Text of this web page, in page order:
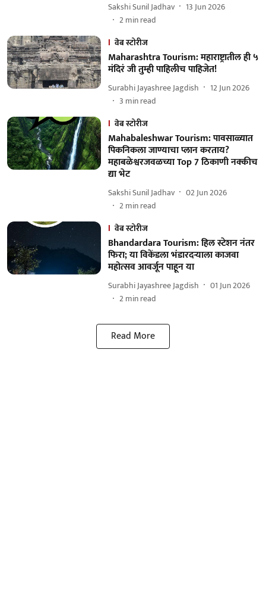
Sakshi Sunil Jadhav
13 Jun 2026
2min read
वेब स्टोरीज
Maharashtra Tourism: महाराष्ट्रातील ही ५
मंदिरं जी तुम्ही पाहिलीच पाहिजेत!
Surabhi Jayashree Jagdish
12 Jun 2026
3 min read
वेब स्टोरीज
Mahabaleshwar Tourism: पावसाळ्यात
पिकनिकला जाण्याचा प्लान करताय?
महाबळेश्वरजवळच्या Top 7 ठिकाणी नक्कीच
द्या भेट
Sakshi Sunil Jadhav
02 Jun 2026
2min read
वेब स्टोरीज
Bhandardara Tourism: हिल स्टेशन नंतर
फिरा; या विकेंडला भंडारदऱ्याला काजवा
महोत्सव आवर्जून पाहून या
Surabhi Jayashree Jagdish
01 Jun 2026
2min read
Read More